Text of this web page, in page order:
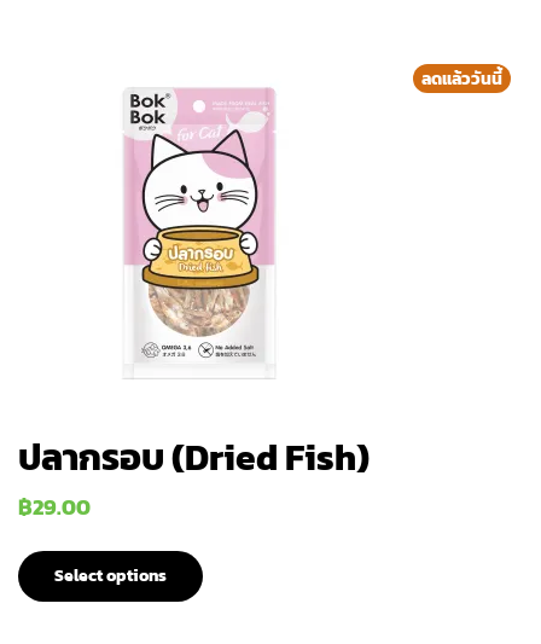
ลดแล้ววันนี้
ปลากรอบ (Dried Fish)
฿29.00
Select options